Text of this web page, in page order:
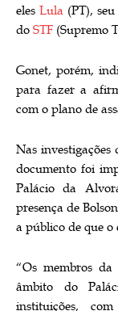
eles Lula (PT),
do STF (Supremo
Gonet, porém,
para fazer a
com o plano de
Nas investigações
documento foi
Palácio da
presença de
a público de que o
“Os membros
âmbito do
instituições,